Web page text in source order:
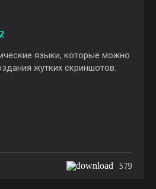
языки, которые можно
жутких скриншотов.
579